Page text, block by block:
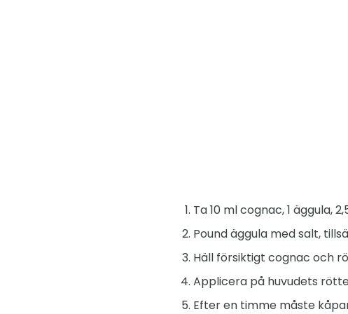
Ta 10 ml cognac, 1 äggula,
Pound äggula med salt,
Häll försiktigt cognac och
Applicera på huvudets
Efter en timme måste